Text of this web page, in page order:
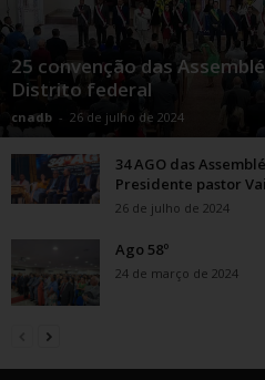
25 convenção das
Distrito federal
cnadb - 26 de julho de 2024
34 AGO das
Presidente pastor
26 de julho de 2024
Ago 58º
24 de março de 2024